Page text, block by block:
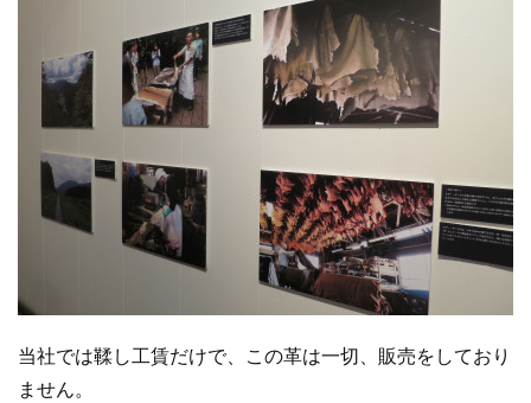
当社では鞣し工賃だけで、この革は一切、販売をしており
ません。